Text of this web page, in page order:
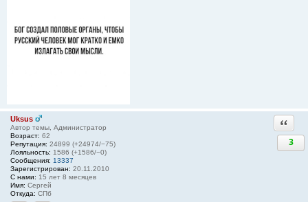
Uksus
Автор темы, Администратор
Возраст: 62
Репутация: 24899 (+24974/−75)
Лояльность: 1586 (+1586/−0)
Сообщения: 13337
Зарегистрирован: 20.11.2010
С нами: 15 лет 8 месяцев
Имя: Сергей
Откуда: СПб
3